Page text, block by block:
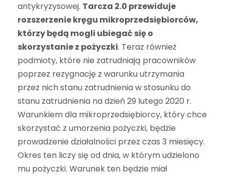
antykryzysowej. Tarcza 2.0 przewiduje
rozszerzenie kręgu mikroprzedsiębiorców,
którzy będą mogli ubiegać się o
skorzystanie z pożyczki. Teraz również
podmioty, które nie zatrudniają pracowników
poprzez rezygnację z warunku utrzymania
przez nich stanu zatrudnienia w stosunku do
stanu zatrudnienia na dzień 29 lutego 2020 r.
Warunkiem dla mikroprzedsiębiorcy, który chce
skorzystać z umorzenia pożyczki, będzie
prowadzenie działalności przez czas 3 miesięcy.
Okres ten liczy się od dnia, w którym udzielono
mu pożyczki. Warunek ten będzie miał